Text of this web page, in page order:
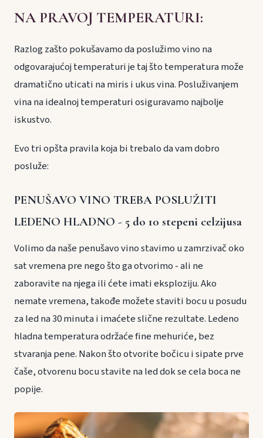
NA PRAVOJ TEMPERATURI:
Razlog zašto pokušavamo da poslužimo vino na
odgovarajućoj temperaturi je taj što temperatura može
dramatično uticati na miris i ukus vina. Posluživanjem
vina na idealnoj temperaturi osiguravamo najbolje
iskustvo.
Evo tri opšta pravila koja bi trebalo da vam dobro
posluže:
PENUŠAVO VINO TREBA POSLUŽITI
LEDENO HLADNO - 5 do 10 stepeni celzijusa
Volimo da naše penušavo vino stavimo u zamrzivač oko
sat vremena pre nego što ga otvorimo - ali ne
zaboravite na njega ili ćete imati eksploziju. Ako
nemate vremena, takođe možete staviti bocu u posudu
za led na 30 minuta i imaćete slične rezultate. Ledeno
hladna temperatura održaće fine mehuriće, bez
stvaranja pene. Nakon što otvorite bočicu i sipate prve
čaše, otvorenu bocu stavite na led dok se cela boca ne
popije.